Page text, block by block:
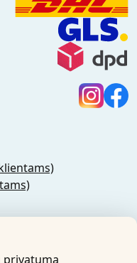
privatumą